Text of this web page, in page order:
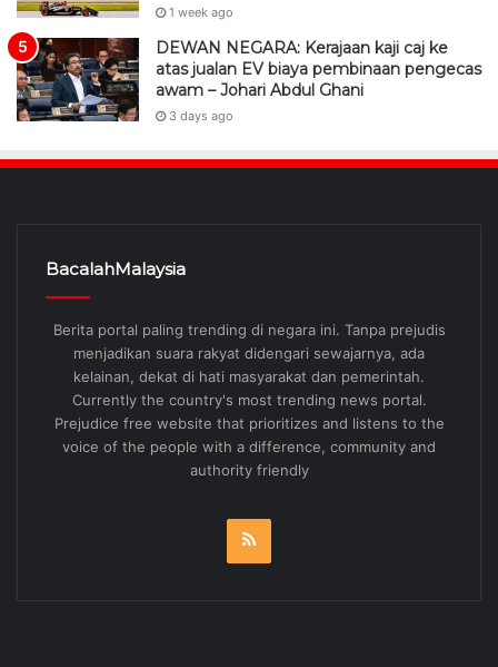
1 week ago
DEWAN NEGARA: Kerajaan kaji caj ke
atas jualan EV biaya pembinaan pengecas
awam – Johari Abdul Ghani
3 days ago
BacalahMalaysia
Berita portal paling trending di negara ini. Tanpa prejudis
menjadikan suara rakyat didengari sewajarnya, ada
kelainan, dekat di hati masyarakat dan pemerintah.
Currently the country's most trending news portal.
Prejudice free website that prioritizes and listens to the
voice of the people with a difference, community and
authority friendly